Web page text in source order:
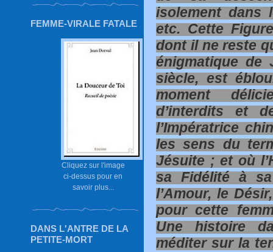
FEMME-VIRALE FATALE
Cliquez sur l'image
ci-dessus pour en
savoir plus...
DANS L'ANTRE DE LA
PETITE-MORT
isolement dans
etc. Cette
dont il ne reste
énigmatique de
siècle, est
moment
d’interdits et
l’Impératrice
les sens du
Jésuite ; et où
sa Fidélité à
l’Amour, le
pour cette
Une histoire
méditer sur la